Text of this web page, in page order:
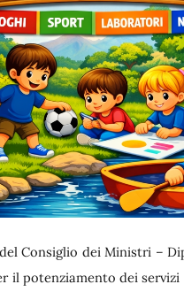
del Consiglio dei Ministri –
il potenziamento dei